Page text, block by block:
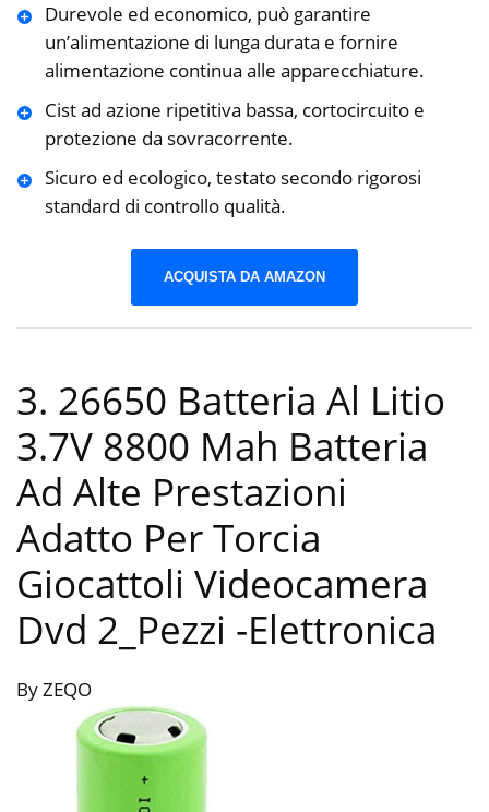
Durevole ed economico, può garantire
un’alimentazione di lunga durata e fornire
alimentazione continua alle apparecchiature.
Cist ad azione ripetitiva bassa, cortocircuito e
protezione da sovracorrente.
Sicuro ed ecologico, testato secondo rigorosi
standard di controllo qualità.
ACQUISTA DA AMAZON
3. 26650 Batteria Al Litio
3.7V 8800 Mah Batteria
Ad Alte Prestazioni
Adatto Per Torcia
Giocattoli Videocamera
Dvd 2_Pezzi -Elettronica
By ZEQO